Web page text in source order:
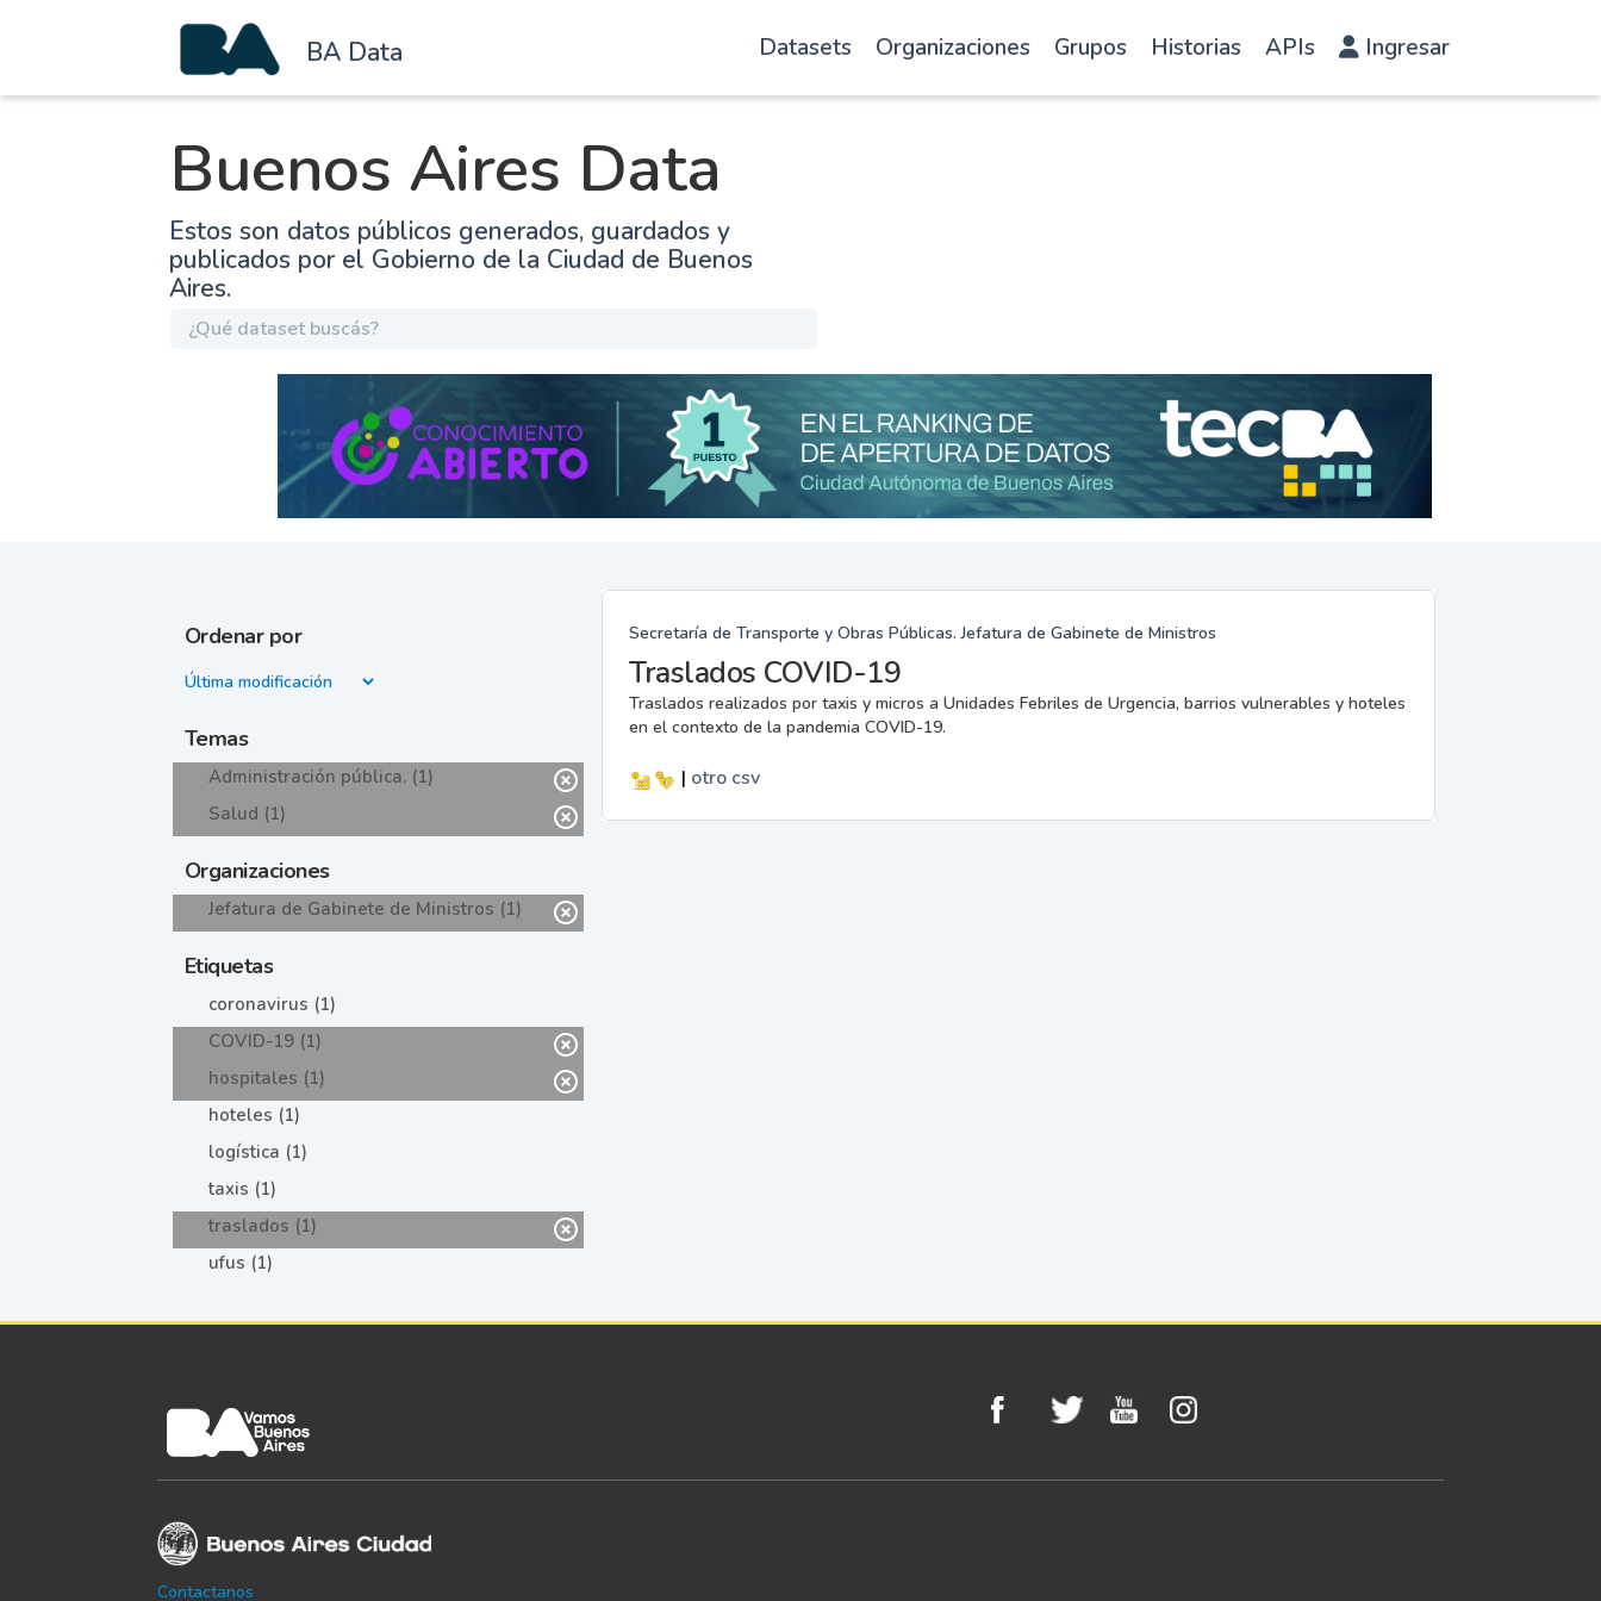
BA Data Datasets Organizaciones Grupos Historias APIs Ingresar
Buenos Aires Data
Estos son datos públicos generados, guardados y
publicados por el Gobierno de la Ciudad de Buenos
Aires.
Ordenar por
Temas
Administración pública. (1)
Salud (1)
Organizaciones
Jefatura de Gabinete de Ministros (1)
Etiquetas
coronavirus (1)
COVID-19 (1)
hospitales (1)
hoteles (1)
logística (1)
taxis (1)
traslados (1)
ufus (1)
Secretaría de Transporte y Obras Públicas. Jefatura de Gabinete de Ministros
Traslados COVID-19
Traslados realizados por taxis y micros a Unidades Febriles de Urgencia, barrios vulnerables y hoteles
en el contexto de la pandemia COVID-19.
| otro csv
Contactanos